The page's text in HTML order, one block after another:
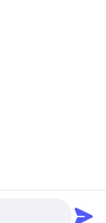
체. 저작권 © 2026